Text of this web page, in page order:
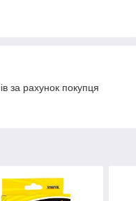
за рахунок покупця